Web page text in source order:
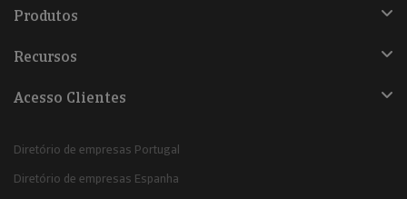
Produtos
Recursos
Acesso Clientes
Diretório de empresas Portugal
Diretório de empresas Espanha